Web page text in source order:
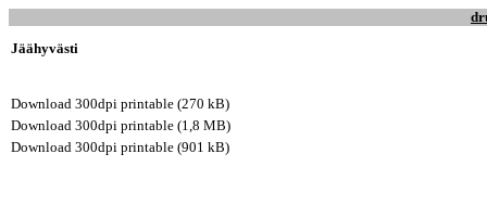
Jäähyvästi
Download 300dpi printable (270 kB)
Download 300dpi printable (1,8 MB)
Download 300dpi printable (901 kB)